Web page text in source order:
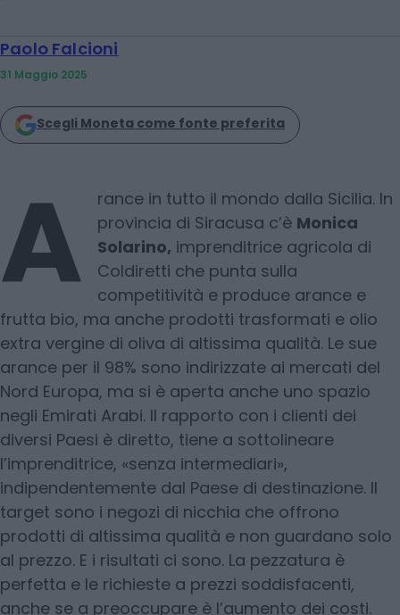
Paolo Falcioni
31 Maggio 2025
Scegli Moneta come fonte preferita
A
rance in tutto il mondo dalla Sicilia. In
provincia di Siracusa c’è Monica
Solarino, imprenditrice agricola di
Coldiretti che punta sulla
competitività e produce arance e
frutta bio, ma anche prodotti trasformati e olio
extra vergine di oliva di altissima qualità. Le sue
arance per il 98% sono indirizzate ai mercati del
Nord Europa, ma si è aperta anche uno spazio
negli Emirati Arabi. Il rapporto con i clienti dei
diversi Paesi è diretto, tiene a sottolineare
l’imprenditrice, «senza intermediari»,
indipendentemente dal Paese di destinazione. Il
target sono i negozi di nicchia che offrono
prodotti di altissima qualità e non guardano solo
al prezzo. E i risultati ci sono. La pezzatura è
perfetta e le richieste a prezzi soddisfacenti,
anche se a preoccupare è l’aumento dei costi.